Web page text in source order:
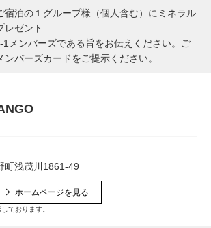
宿泊の１グループ様（個人含む）にミネラル
レゼント
メンバーズである旨をお伝えください。ご
バーズカードをご提示ください。
町浅茂川1861-49
ております。
ホームページを見る